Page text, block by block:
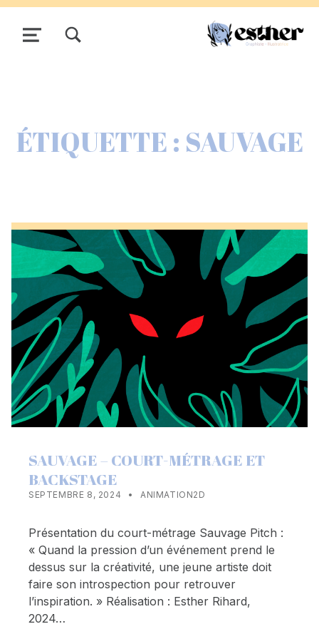
MENU
ÉTIQUETTE : SAUVAGE
SAUVAGE – COURT-MÉTRAGE ET
BACKSTAGE
SEPTEMBRE 8, 2024 WRITTEN BY:
ESTHERRXX73
CATEGORIZED IN:
ANIMATION2D
Présentation du court-métrage Sauvage Pitch :
« Quand la pression d’un événement prend le
dessus sur la créativité, une jeune artiste doit
faire son introspection pour retrouver
l’inspiration. » Réalisation : Esther Rihard,
2024…